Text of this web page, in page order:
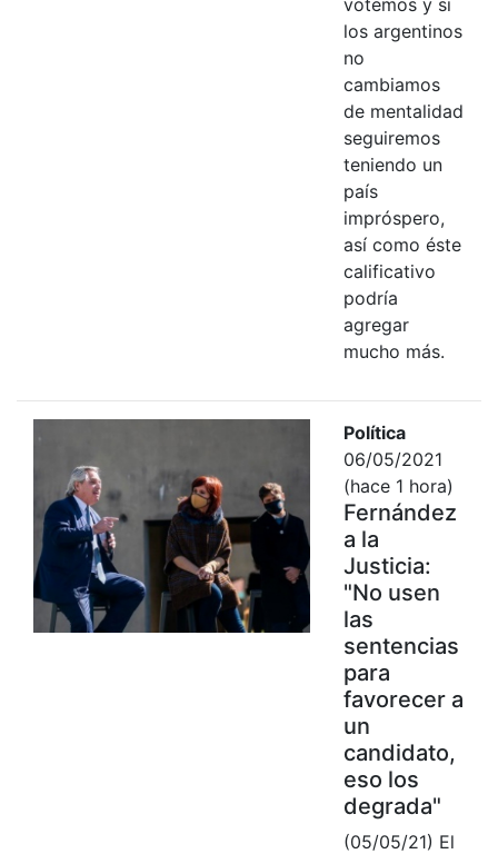
los argentinos
no
cambiamos
de mentalidad
seguiremos
teniendo un
país
impróspero,
así como éste
calificativo
podría
agregar
mucho más.
Política
06/05/2021
(hace 1 hora)
Fernández
a la
Justicia:
"No usen
las
sentencias
para
favorecer a
un
candidato,
eso los
degrada"
(05/05/21) El